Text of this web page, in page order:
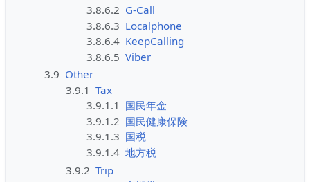
3.8.6.2 G-Call
3.8.6.3 Localphone
3.8.6.4 KeepCalling
3.8.6.5 Viber
3.9 Other
3.9.1 Tax
3.9.1.1 国民年金
3.9.1.2 国民健康保険
3.9.1.3 国税
3.9.1.4 地方税
3.9.2 Trip